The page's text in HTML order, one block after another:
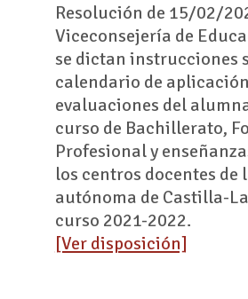
Resolución de 15/02/
Viceconsejería de
se dictan instrucciones
calendario de
evaluaciones del
curso de Bachillerato,
Profesional y
los centros docentes de
autónoma de Castilla-
curso 2021-2022.
[Ver disposición]